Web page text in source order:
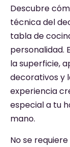
Descubre
técnica del
tabla de
personalidad.
la superficie,
decorativos y
experiencia
especial a tu
mano.
No se